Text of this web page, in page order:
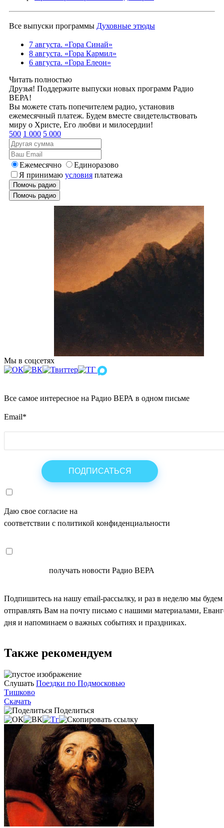
Все выпуски программы Духовные этюды
7 августа. «Гора Синай»
8 августа. «Гора Кармил»
6 августа. «Гора Елеон»
Читать полностью
Друзья! Поддержите выпуски новых программ Радио
ВЕРА!
Вы можете стать попечителем радио, установив
ежемесячный платеж. Будем вместе свидетельствовать
миру о Христе, Его любви и милосердии!
500 1 000 5 000
Ежемесячно
Единоразово
Я принимаю условия платежа
Помочь радио
Помочь радио
Мы в соцсетях
Все самое интересное на Радио ВЕРА в одном письме
Email*
Даю свое согласие на
соответствии с политикой конфиденциальности
получать новости Радио ВЕРА
Подпишитесь на нашу email-рассылку, и раз в неделю мы будем
отправлять Вам на почту письмо с нашими материалами,
дня и напоминаем о важных событиях и праздниках.
Также рекомендуем
Слушать Поездки по Подмосковью
Тишково
Скачать
Поделиться